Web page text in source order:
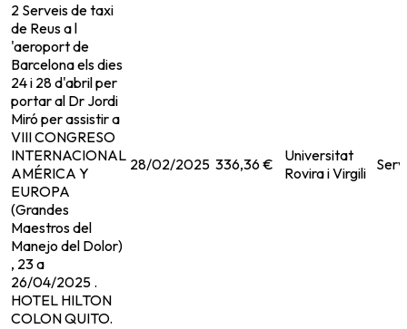
2 Serveis de taxi
de Reus a l
'aeroport de
Barcelona els dies
24 i 28 d'abril per
portar al Dr Jordi
Miró per assistir a
VIII CONGRESO
INTERNACIONAL
AMÉRICA Y
EUROPA
(Grandes
Maestros del
Manejo del Dolor)
, 23 a
26/04/2025 .
HOTEL HILTON
COLON QUITO.
28/02/2025 336,36 €
Universitat
Rovira i Virgili